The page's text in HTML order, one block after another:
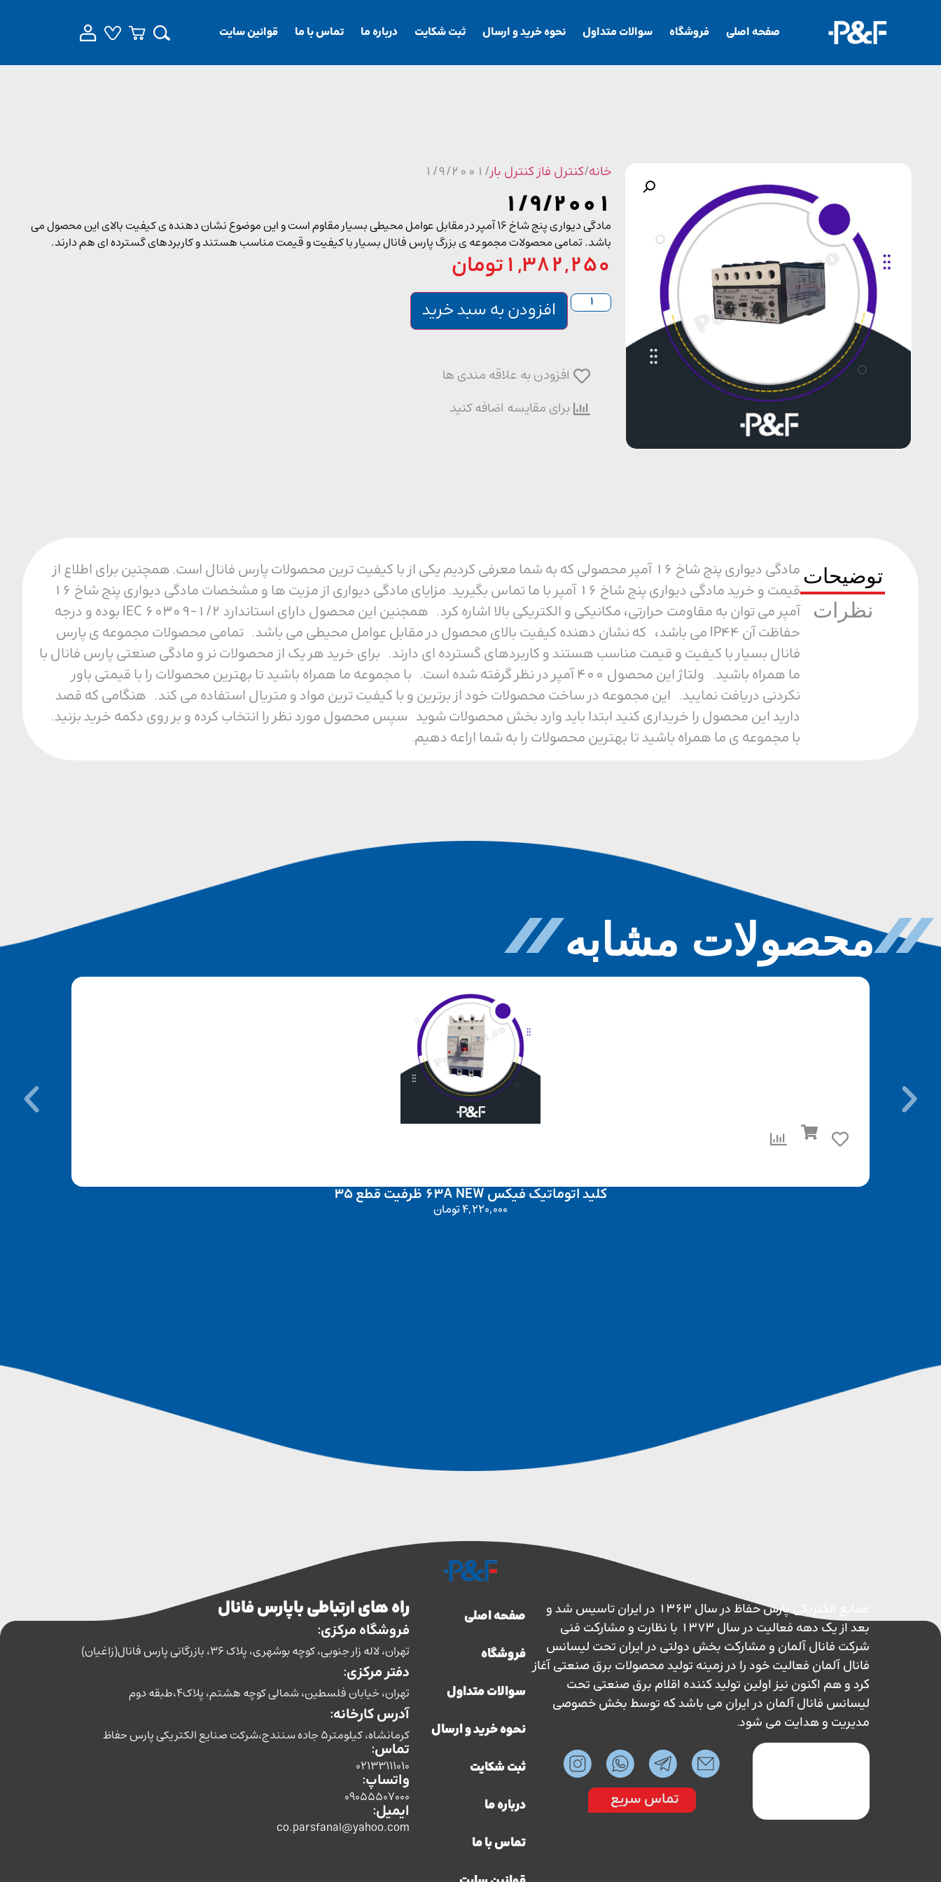
صفحه اصلی فروشگاه سوالات متداول نحوه خرید و ارسال ثبت شکایت درباره ما تماس با ما قوانین سایت
خانه/کنترل فاز کنترل بار/ 1/9/2001
1/9/2001
مادگی دیواری پنج شاخ 16 آمپر در مقابل عوامل محیطی بسیار مقاوم است و این موضوع نشان دهنده ی کیفیت بالای این محصول می
باشد. تمامی محصولات مجموعه ی بزرگ پارس فانال بسیار با کیفیت و قیمت مناسب هستند و کاربردهای گسترده ای هم دارند.
1,382,250 تومان
افزودن به سبد خرید
افزودن به علاقه مندی ها
برای مقایسه اضافه کنید
توضیحات
نظرات
مادگی دیواری پنج شاخ 16 آمپر محصولی که به شما معرفی کردیم یکی از با کیفیت ترین محصولات پارس فانال است. همچنین برای اطلاع از
قیمت و خرید مادگی دیواری پنج شاخ 16 آمپر با ما تماس بگیرید. مزایای مادگی دیواری از مزیت ها و مشخصات مادگی دیواری پنج شاخ 16
آمپر می توان به مقاومت حرارتی، مکانیکی و الکتریکی بالا اشاره کرد. همجنین این محصول دارای استاندارد IEC 60309-1/2 بوده و درجه
حفاظت آن IP44 می باشد، که نشان دهنده کیفیت بالای محصول در مقابل عوامل محیطی می باشد. تمامی محصولات مجموعه ی پارس
فانال بسیار با کیفیت و قیمت مناسب هستند و کاربردهای گسترده ای دارند. برای خرید هر یک از محصولات نر و مادگی صنعتی پارس فانال با
ما همراه باشید. ولتاژ این محصول 400 آمپر در نظر گرفته شده است. با مجموعه ما همراه باشید تا بهترین محصولات را با قیمتی باور
نکردنی دریافت نمایید. این مجموعه در ساخت محصولات خود از برترین و با کیفیت ترین مواد و متریال استفاده می کند. هنگامی که قصد
دارید این محصول را خریداری کنید ابتدا باید وارد بخش محصولات شوید سپس محصول مورد نظر را انتخاب کرده و بر روی دکمه خرید بزنید.
با مجموعه ی ما همراه باشید تا بهترین محصولات را به شما اراعه دهیم.
محصولات مشابه
کلید اتوماتیک فیکس 63A NEW ظرفیت قطع 35
4,220,000تومان
صنایع الکتریکی پارس حفاظ در سال 1363 در ایران تاسیس شد و
بعد از یک دهه فعالیت در سال 1373 با نظارت و مشارکت فنی
شرکت فانال آلمان و مشارکت بخش دولتی در ایران تحت لیسانس
فانال آلمان فعالیت خود را در زمینه تولید محصولات برق صنعتی آغاز
کرد و هم اکنون نیز اولین تولید کننده اقلام برق صنعتی تحت
لیسانس فانال آلمان در ایران می باشد که توسط بخش خصوصی
مدیریت و هدایت می شود.
تماس سریع
صفحه اصلی
فروشگاه
سوالات متداول
نحوه خرید و ارسال
ثبت شکایت
درباره ما
تماس با ما
راه های ارتباطی با پارس فانال
فروشگاه مرکزی:
تهران، لاله زار جنوبی، کوچه بوشهری، پلاک 36، بازرگانی پارس فانال(زاغیان)
دفتر مرکزی:
تهران، خیابان فلسطین، شمالی کوچه هشتم، پلاک4،طبقه دوم
آدرس کارخانه:
کرمانشاه، کیلومتر5 جاده سنندج،شرکت صنایع الکتریکی پارس حفاظ
تماس:
02133111010
واتساپ:
09055507000
ایمیل:
co.parsfanal@yahoo.com